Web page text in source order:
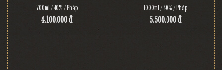
700ml / 40% / Pháp
4.100.000 đ
1000ml / 40% / Pháp
5.500.000 đ